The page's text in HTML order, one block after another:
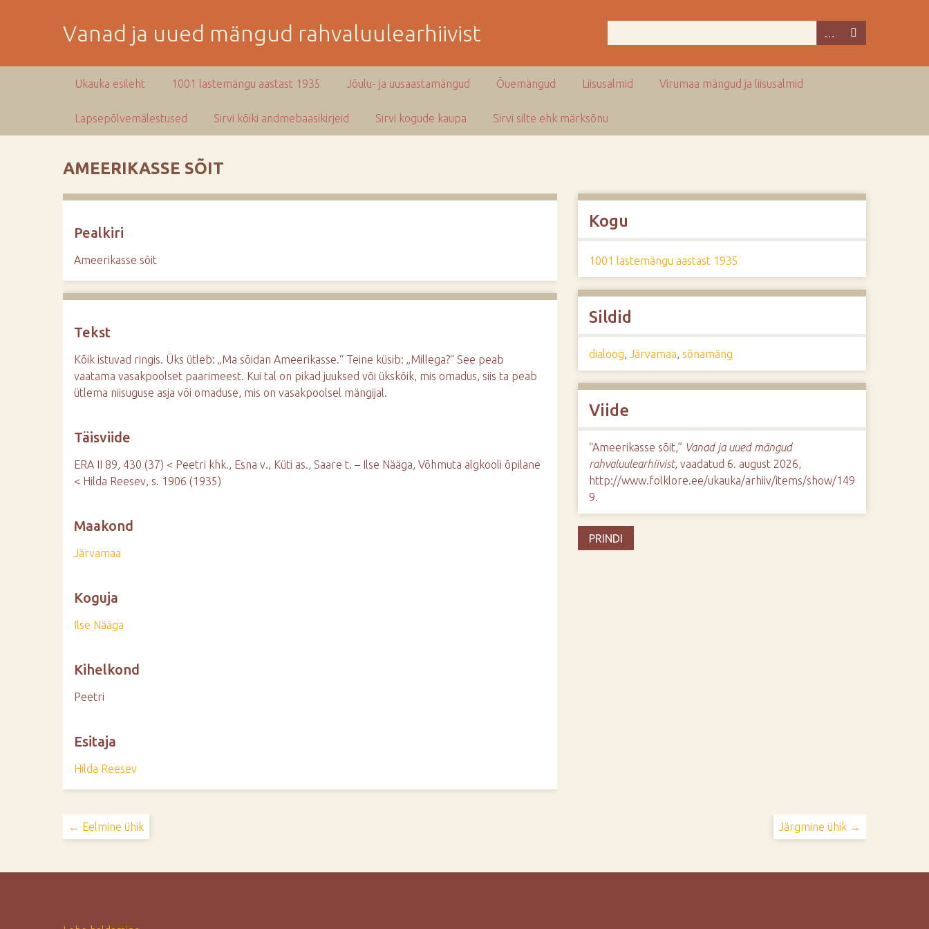
Vanad ja uued mängud rahvaluulearhiivist
Ukauka esileht 1001 lastemängu aastast 1935 Jõulu- ja uusaastamängud Õuemängud Liisusalmid Virumaa mängud ja liisusalmid
Lapsepõlvemälestused Sirvi kõiki andmebaasikirjeid Sirvi kogude kaupa Sirvi silte ehk märksõnu
AMEERIKASSE SÕIT
Pealkiri
Ameerikasse sõit
Tekst
Kõik istuvad ringis. Üks ütleb: „Ma sõidan Ameerikasse.“ Teine küsib: „Millega?“ See peab
vaatama vasakpoolset paarimeest. Kui tal on pikad juuksed või ükskõik, mis omadus, siis ta peab
ütlema niisuguse asja või omaduse, mis on vasakpoolsel mängijal.
Täisviide
ERA II 89, 430 (37) < Peetri khk., Esna v., Küti as., Saare t. – Ilse Nääga, Võhmuta algkooli õpilane
< Hilda Reesev, s. 1906 (1935)
Maakond
Järvamaa
Koguja
Ilse Nääga
Kihelkond
Peetri
Esitaja
Hilda Reesev
Kogu
1001 lastemängu aastast 1935
Sildid
dialoog, Järvamaa, sõnamäng
Viide
“Ameerikasse sõit,” Vanad ja uued mängud
rahvaluulearhiivist, vaadatud 6. august 2026,
http://www.folklore.ee/ukauka/arhiiv/items/show/149
9.
PRINDI
← Eelmine ühik Järgmine ühik →